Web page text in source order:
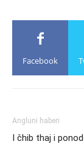
Facebook
Angluni haberi
I čhib thaj i